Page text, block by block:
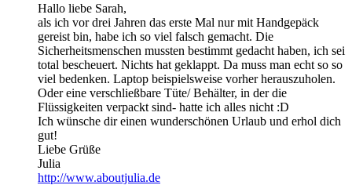
Hallo liebe Sarah,
als ich vor drei Jahren das erste Mal nur mit Handgepäck
gereist bin, habe ich so viel falsch gemacht. Die
Sicherheitsmenschen mussten bestimmt gedacht haben, ich sei
total bescheuert. Nichts hat geklappt. Da muss man echt so so
viel bedenken. Laptop beispielsweise vorher herauszuholen.
Oder eine verschließbare Tüte/ Behälter, in der die
Flüssigkeiten verpackt sind- hatte ich alles nicht :D
Ich wünsche dir einen wunderschönen Urlaub und erhol dich
gut!
Liebe Grüße
Julia
http://www.aboutjulia.de